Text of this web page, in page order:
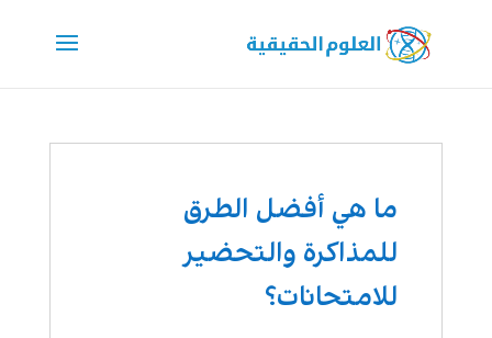
ما هي أفضل الطرق
للمذاكرة والتحضير
للامتحانات؟